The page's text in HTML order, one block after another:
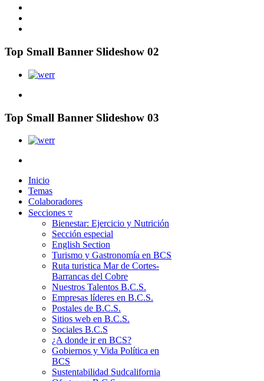
Top Small Banner Slideshow 02
Top Small Banner Slideshow 03
Inicio
Temas
Colaboradores
Secciones ▿
Bienestar: Ejercicio y Nutrición
Sección especial
English Section
Turismo y Gastronomía en BCS
Ruta turistica Mar de Cortes-
Barrancas del Cobre
Nuestros Talentos B.C.S.
Empresas líderes en B.C.S.
Postales de B.C.S.
Sitios web en B.C.S.
Sociales B.C.S
¿A donde ir en BCS?
Gobiernos y Vida Política en
BCS
Sustentabilidad Sudcalifornia